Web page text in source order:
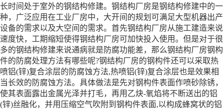
长时间处于室外的钢结构修建。钢结构厂房是钢结构修建中的一
种，广泛应用在工业厂房中，大开间的规划可满足大型机器出产
设备的需求以及大空间的需求。首先钢结构厂房从施工建造来说
速度快，工期缩短使得钢结构厂房可加快投入使用。但是对于很
多的钢结构修建来说通病就是防腐功能差，那么钢结构厂房钢构
件的防腐处理方法有哪些呢?钢结构厂房的钢构件还可以采取热
喷铝(锌)复合涂层的防腐蚀方法,热喷铝(锌)复合涂层也是效果相
当长效的防腐蚀方法。具体做法是先对钢构件表面作喷砂除锈，
使其表面露出金属光泽并打毛，再用乙炔-氧焰将不断送出的铝
(锌)丝融化，并用压缩空气吹附到钢构件表面,以构成蜂窝状的铝